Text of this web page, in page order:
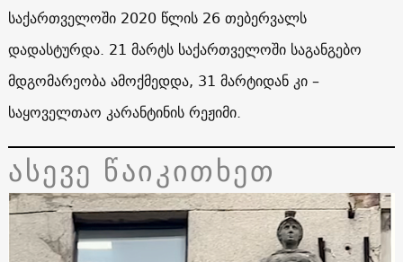
საქართველოში 2020 წლის 26 თებერვალს
დადასტურდა. 21 მარტს საქართველოში საგანგებო
მდგომარეობა ამოქმედდა, 31 მარტიდან კი –
საყოველთაო კარანტინის რეჟიმი.
ასევე წაიკითხეთ